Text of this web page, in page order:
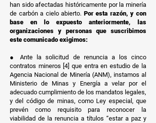
han sido afectadas históricamente por la minería
de carbón a cielo abierto. Por esta razón, y con
base en lo expuesto anteriormente, las
organizaciones y personas que suscribimos
este comunicado exigimos:
● Ante la solicitud de renuncia a los cinco
contratos mineros [4] que entra en estudio de la
Agencia Nacional de Minería (ANM), instamos al
Ministerio de Minas y Energía a velar por el
adecuado cumplimiento de los mandatos legales,
y del código de minas, como Ley especial, que
prevén como requisito para reconocer la
viabilidad de la renuncia a títulos “estar a paz y